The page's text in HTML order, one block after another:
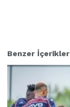
Benzer İçerikler